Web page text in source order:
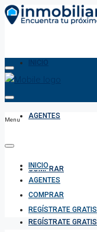
INICIO
AGENTES
COMPRAR
REGÍSTRATE GRATIS
Menu
INICIO
AGENTES
COMPRAR
REGÍSTRATE GRATIS